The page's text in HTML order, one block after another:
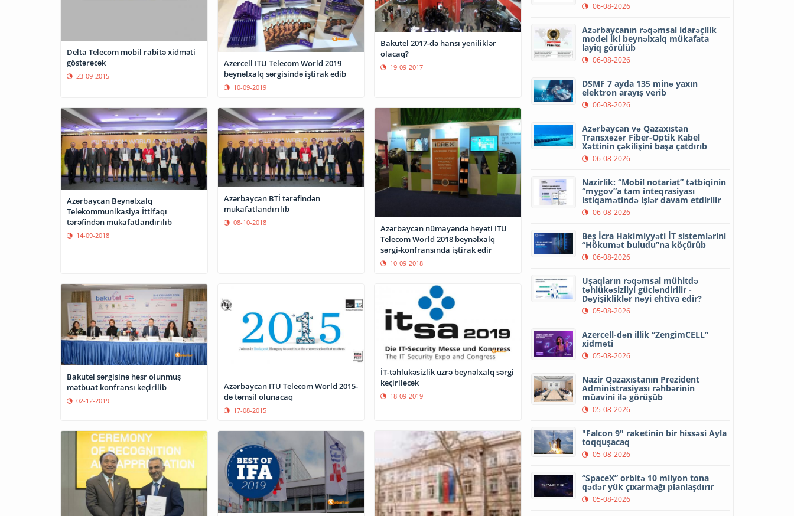
Delta Telecom mobil rabitə xidməti
göstərəcək
23-09-2015
Azercell ITU Telecom World 2019
beynəlxalq sərgisində iştirak edib
10-09-2019
Bakutel 2017-də hansı yeniliklər
olacaq?
19-09-2017
Azərbaycan Beynəlxalq
Telekommunikasiya İttifaqı
tərəfindən mükafatlandırılıb
14-09-2018
Azərbaycan BTİ tərəfindən
mükafatlandırılıb
08-10-2018
Azərbaycan nümayəndə heyəti ITU
Telecom World 2018 beynəlxalq
sərgi-konfransında iştirak edir
10-09-2018
Bakutel sərgisinə həsr olunmuş
mətbuat konfransı keçirilib
02-12-2019
Azərbaycan ITU Telecom World 2015-
də təmsil olunacaq
17-08-2015
İT-təhlükəsizlik üzrə beynəlxalq sərgi
keçiriləcək
18-09-2019
06-08-2026
Azərbaycanın rəqəmsal idarəçilik
model iki beynəlxalq mükafata
layiq görülüb
06-08-2026
DSMF 7 ayda 135 minə yaxın
elektron arayış verib
06-08-2026
Azərbaycan və Qazaxıstan
Transxəzər Fiber-Optik Kabel
Xəttinin çəkilişini başa çatdırıb
06-08-2026
Nazirlik: “Mobil notariat” tətbiqinin
“mygov”a tam inteqrasiyası
istiqamətində işlər davam etdirilir
06-08-2026
Beş İcra Hakimiyyəti İT sistemlərini
“Hökumət buludu”na köçürüb
06-08-2026
Uşaqların rəqəmsal mühitdə
təhlükəsizliyi gücləndirilir -
Dəyişikliklər nəyi ehtiva edir?
05-08-2026
Azercell-dən illik “ZengimCELL”
xidməti
05-08-2026
Nazir Qazaxıstanın Prezident
Administrasiyası rəhbərinin
müavini ilə görüşüb
05-08-2026
"Falcon 9" raketinin bir hissəsi Ayla
toqquşacaq
05-08-2026
“SpaceX” orbitə 10 milyon tona
qədər yük çıxarmağı planlaşdırır
05-08-2026